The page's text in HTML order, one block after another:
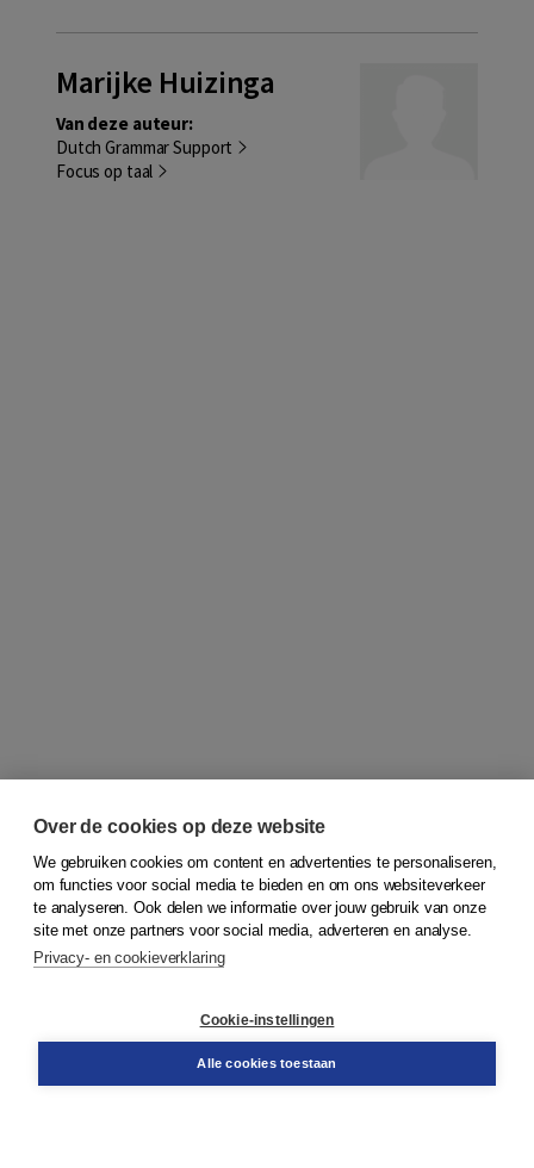
Marijke Huizinga
Van deze auteur:
Dutch Grammar Support
Focus op taal
© 2026Koninklijke Boom uitgevers
Bestellen
Over de cookies op deze website
We gebruiken cookies om content en advertenties te personaliseren,
om functies voor social media te bieden en om ons websiteverkeer
te analyseren. Ook delen we informatie over jouw gebruik van onze
site met onze partners voor social media, adverteren en analyse.
Privacy- en cookieverklaring
Cookie-instellingen
Alle cookies toestaan